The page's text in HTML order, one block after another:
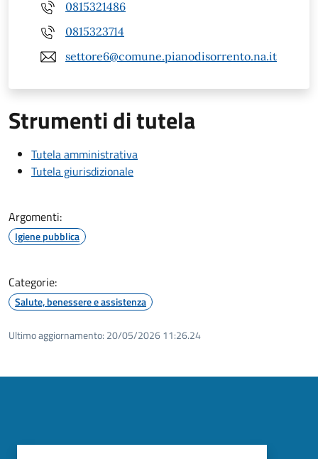
0815321486
0815323714
settore6@comune.pianodisorrento.na.it
Strumenti di tutela
Tutela amministrativa
Tutela giurisdizionale
Argomenti:
Igiene pubblica
Categorie:
Salute, benessere e assistenza
Ultimo aggiornamento: 20/05/2026 11:26.24